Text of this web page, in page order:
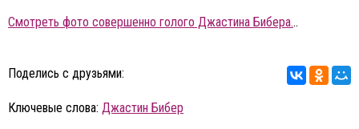
Смотреть фото совершенно голого Джастина Бибера...
Поделись с друзьями:
Ключевые слова: Джастин Бибер